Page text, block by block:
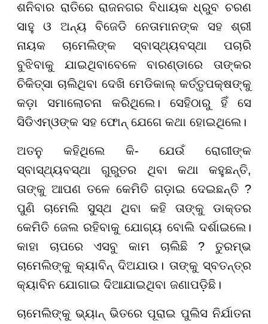
ଶନିବାର ରାତିରେ ରାଜନଗର ବିଧାୟକ ଧ୍ରୁବ ଚରଣ
ସାହୁ ଓ ଅନ୍ୟ ବିଜେଡି ନେତାମାନଙ୍କ ସହ ଶ୍ରୀ
ନାୟକ ଚାମେଲିଙ୍କ ସ୍ବାସ୍ଥ୍ୟବସ୍ଥା ପଚାରି
ବୁଝିବାକୁ ଯାଇଥିବାବେଳେ ବାରଣ୍ଡାରେ ତାଙ୍କର
ଚିକିତ୍ସା ଚାଲିଥିବା ଦେଖି ମେଡିକାଲ୍ କର୍ତ୍ତୃପକ୍ଷଙ୍କୁ
କଡ଼ା ସମାଲୋଚନା କରିଥିଲେ। ସେହିଠାରୁ ହିଁ ସେ
ସିଡିଏମ୍ଓଙ୍କ ସହ ଫୋନ୍ ଯେଗେ କଥା ହୋଇଥିଲେ।
ଅତନୁ କହିଥିଲେ କି- ଯେଉଁ ରୋଗୀଙ୍କ
ସ୍ବାସ୍ଥ୍ୟବସ୍ଥା ଗୁରୁତର ଥିବା କଥା କହୁଛନ୍ତି,
ତାଙ୍କୁ ଆପଣ ତଳେ କେମିତି ଗଡ଼ାଇ ଦେଇଛନ୍ତି ?
ପୁଣି ଚାମେଲି ସୁସ୍ଥ ଥିବା କହି ତାଙ୍କୁ ଡାକ୍ତର
କେମିତି ଜେଲ ରହିବାକୁ ଯୋଗ୍ୟ ବୋଲି ଦର୍ଶାଇଲେ।
କାହା ଚାପରେ ଏସବୁ କାମ ଚାଲିଛି ? ତୁରମ୍ଭ
ଚାମେଲିଙ୍କୁ କ୍ୟାବିନ୍ ଦିଅଯାଉ। ତାଙ୍କୁ ସ୍ବତନ୍ତ୍ର
କ୍ୟାବିନ ଯୋଗାଇ ଦିଆଯାଇଥିବା ଜଣାପଡ଼ିଛି।
ଚାମେଲିଙ୍କୁ ଭ୍ୟାନ୍ ଭିତରେ ପୂରାଇ ପୁଲିସ ନିର୍ଯାତନା